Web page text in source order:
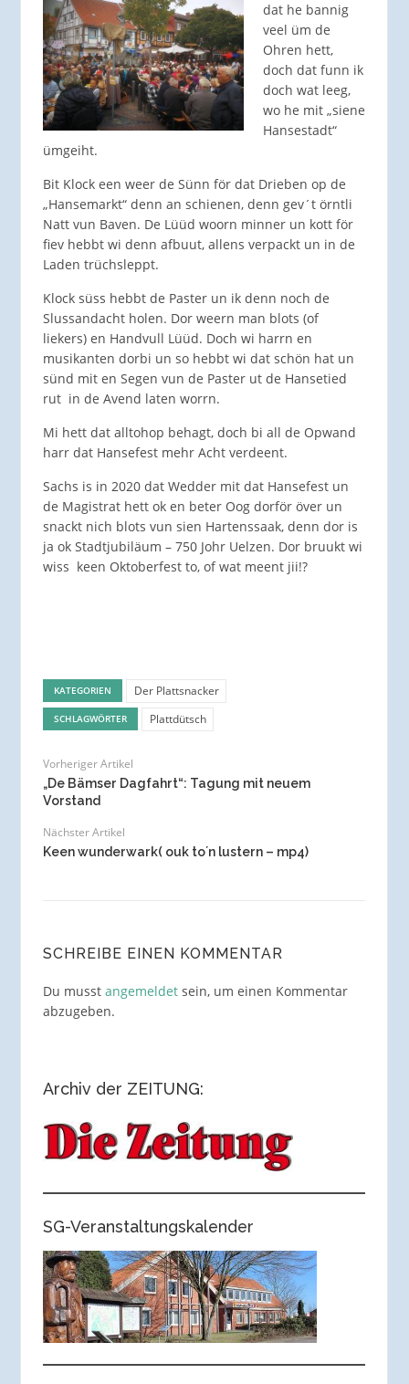
dat he bannig
veel üm de
Ohren hett,
doch dat funn ik
doch wat leeg,
wo he mit „siene
Hansestadt“
ümgeiht.
Bit Klock een weer de Sünn för dat Drieben op de
„Hansemarkt“ denn an schienen, denn gev´t örntli
Natt vun Baven. De Lüüd woorn minner un kott för
fiev hebbt wi denn afbuut, allens verpackt un in de
Laden trüchsleppt.
Klock süss hebbt de Paster un ik denn noch de
Slussandacht holen. Dor weern man blots (of
liekers) en Handvull Lüüd. Doch wi harrn en
musikanten dorbi un so hebbt wi dat schön hat un
sünd mit en Segen vun de Paster ut de Hansetied
rut in de Avend laten worrn.
Mi hett dat alltohop behagt, doch bi all de Opwand
harr dat Hansefest mehr Acht verdeent.
Sachs is in 2020 dat Wedder mit dat Hansefest un
de Magistrat hett ok en beter Oog dorför över un
snackt nich blots vun sien Hartenssaak, denn dor is
ja ok Stadtjubiläum – 750 Johr Uelzen. Dor bruukt wi
wiss keen Oktoberfest to, of wat meent jii!?
KATEGORIEN Der Plattsnacker
SCHLAGWÖRTER Plattdütsch
Vorheriger Artikel
„De Bämser Dagfahrt“: Tagung mit neuem
Vorstand
Nächster Artikel
Keen wunderwark( ouk to´n lustern – mp4)
SCHREIBE EINEN KOMMENTAR
Du musst angemeldetsein, um einen Kommentar
abzugeben.
Archiv der ZEITUNG:
SG-Veranstaltungskalender